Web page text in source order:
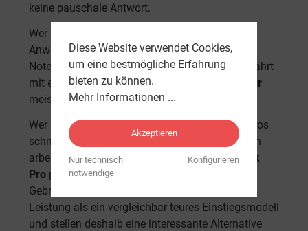
keine pauschale Antwort.
Wer hauptsächlich im Internet surft, Office-
Anwendungen nutzt oder ein zuverlässiges
Notebook für Studium und Homeoffice sucht, fährt
mit einem neuen oder neuwertigen
MacBook Air
meist sehr gut.
Wer dagegen regelmäßig Fotos bearbeitet, Videos
schneidet oder mit professionellen Programmen
arbeitet, kann von einem gebrauchtenMacBook
Pro profitieren. Gerade hochwertige
Gebrauchtgeräte bieten häufig deutlich mehr
Leistung als ein vergleichbar teures Einstiegsmodell
und stellen deshalb eine interessante Alternative
Diese Website verwendet Cookies,
um eine bestmögliche Erfahrung
bieten zu können.
Mehr Informationen ...
Akzeptieren
Nur technisch
notwendige
Konfigurieren